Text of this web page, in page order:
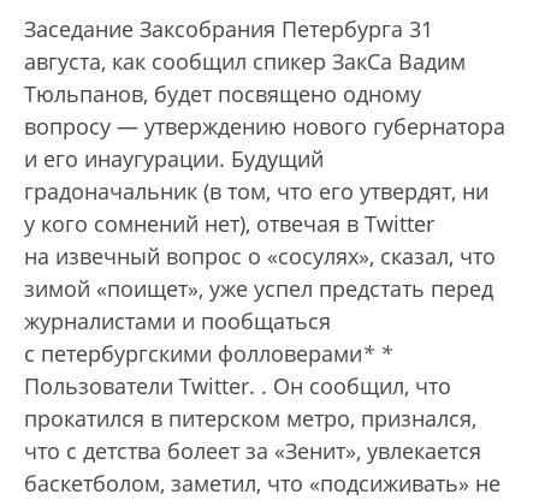
Заседание Заксобрания Петербурга 31
августа, как сообщил спикер ЗакСа Вадим
Тюльпанов, будет посвящено одному
вопросу — утверждению нового губернатора
и его инаугурации. Будущий
градоначальник (в том, что его утвердят, ни
у кого сомнений нет), отвечая в Twitter
на извечный вопрос о «сосулях», сказал, что
зимой «поищет», уже успел предстать перед
журналистами и пообщаться
с петербургскими фолловерами* *
Пользователи Twitter. . Он сообщил, что
прокатился в питерском метро, признался,
что с детства болеет за «Зенит», увлекается
баскетболом, заметил, что «подсиживать» не